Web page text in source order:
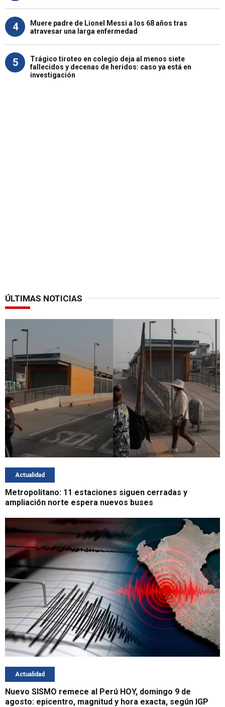
4
Muere padre de Lionel Messi a los 68 años tras
atravesar una larga enfermedad
5
Trágico tiroteo en colegio deja al menos siete
fallecidos y decenas de heridos: caso ya está en
investigación
ÚLTIMAS NOTICIAS
Actualidad
Metropolitano: 11 estaciones siguen cerradas y
ampliación norte espera nuevos buses
Actualidad
Nuevo SISMO remece al Perú HOY, domingo 9 de
agosto: epicentro, magnitud y hora exacta, según IGP